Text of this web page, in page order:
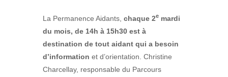
La Permanence Aidants, chaque 2e mardi
du mois, de 14h à 15h30 est à
destination de tout aidant qui a besoin
d’information et d’orientation. Christine
Charcellay, responsable du Parcours